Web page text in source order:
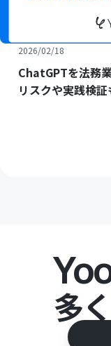
2026/02/18
ChatGPTを法務
リスクや実践検
多